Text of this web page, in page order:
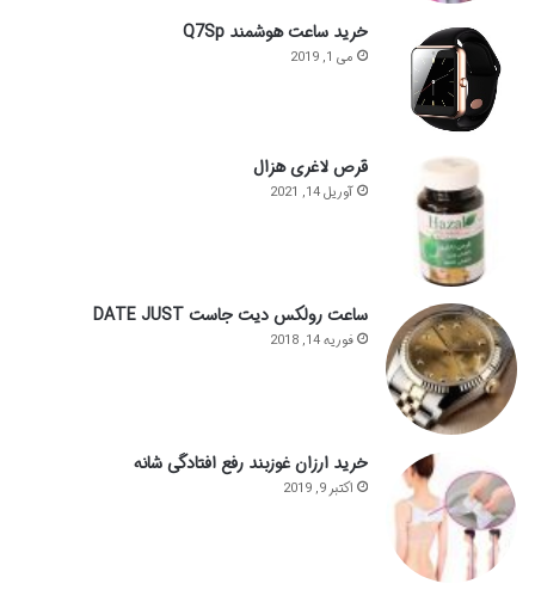
خرید ساعت هوشمند Q7Sp
می 1, 2019
قرص لاغری هزال
آوریل 14, 2021
ساعت رولکس دیت جاست DATE JUST
فوریه 14, 2018
خرید ارزان غوزبند رفع افتادگی شانه
اکتبر 9, 2019